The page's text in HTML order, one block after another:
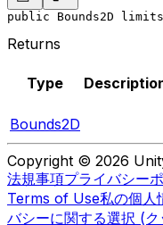
public Bounds2D limits
Returns
Type
Bounds2D
Copyright © 2026
法規事項プライバシー
Terms of Use私の個人
バシーに関する選択 (